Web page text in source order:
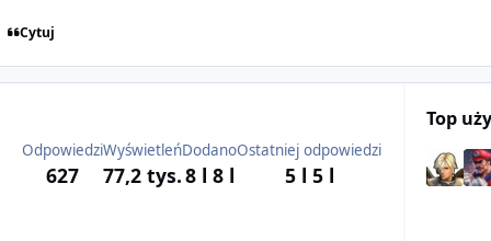
Cytuj
Odpowiedzi
627
Wyświetleń
77,2 tys.
Dodano
8 l 8 l
Ostatniej odpowiedzi
5 l 5 l
Top